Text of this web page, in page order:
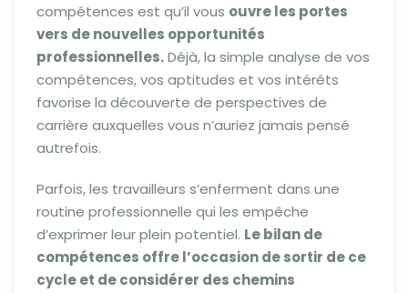
compétences est qu’il vous ouvre les portes
vers de nouvelles opportunités
professionnelles.Déjà, la simple analyse de vos
compétences, vos aptitudes et vos intérêts
favorise la découverte de perspectives de
carrière auxquelles vous n’auriez jamais pensé
autrefois.
Parfois, les travailleurs s’enferment dans une
routine professionnelle qui les empêche
d’exprimer leur plein potentiel. Le bilan de
compétences offre l’occasion de sortir de ce
cycle et de considérer des chemins